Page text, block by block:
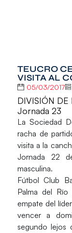
TEUCRO
VISITA AL
05/03/2017
DIVISIÓN DE
Jornada 23
La Sociedad
racha de
visita a la
Jornada 22
masculina.
Fútbol Club
Palma del Río
empate del
vencer a
segundo lejos